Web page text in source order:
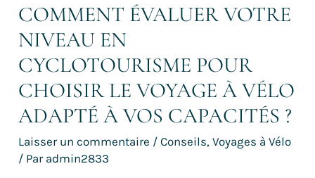
COMMENT ÉVALUER VOTRE
NIVEAU EN
CYCLOTOURISME POUR
CHOISIR LE VOYAGE À VÉLO
ADAPTÉ À VOS CAPACITÉS ?
Laisser un commentaire /Conseils,Voyages à Vélo
/ Par admin2833
à
vos
capacités
?